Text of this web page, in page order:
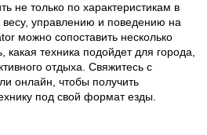
не только по характеристикам в
весу, управлению и поведению на
можно сопоставить несколько
техника подойдет для города,
отдыха. Свяжитесь с
онлайн, чтобы получить
под свой формат езды.